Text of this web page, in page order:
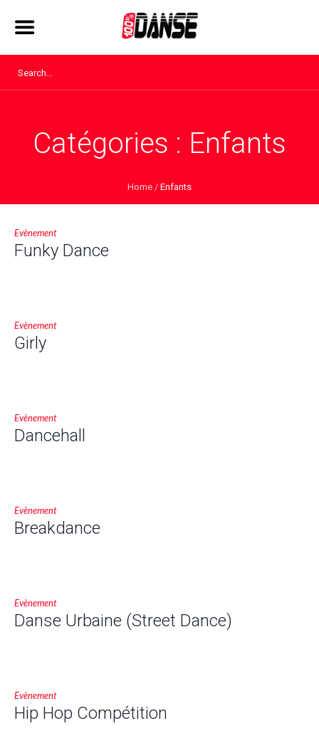
Catégories : Enfants
Home / Enfants
Evènement
Funky Dance
Evènement
Girly
Evènement
Dancehall
Evènement
Breakdance
Evènement
Danse Urbaine (Street Dance)
Evènement
Hip Hop Compétition